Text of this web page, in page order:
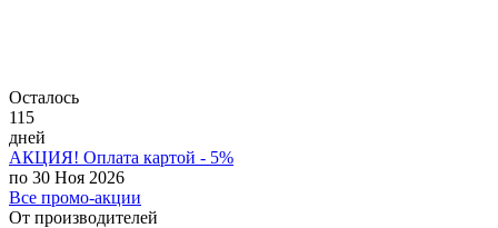
Осталось
115
дней
АКЦИЯ! Оплата картой - 5%
по 30 Ноя 2026
Все промо-акции
От производителей